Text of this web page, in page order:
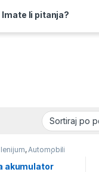
Imate li pitanja?
,Automobili
za Decu |
i Akcija
akumulator